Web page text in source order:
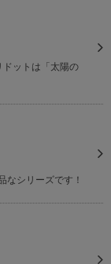
ットは「太陽の
なシリーズです！